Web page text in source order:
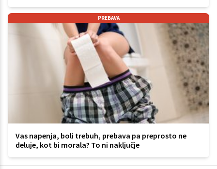
PREBAVA
Vas napenja, boli trebuh, prebava pa preprosto ne
deluje, kot bi morala? To ni naključje